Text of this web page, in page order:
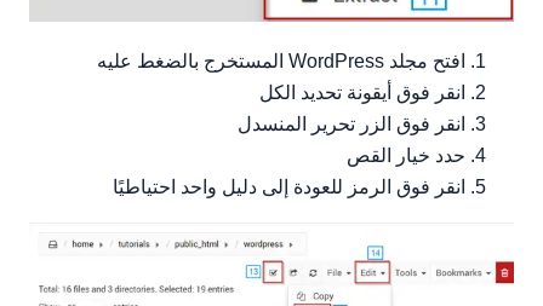
افتح مجلد WordPress المستخرج بالضغط عليه
انقر فوق أيقونة تحديد الكل
انقر فوق الزر تحرير المنسدل
حدد خيار القص
انقر فوق الرمز للعودة إلى دليل واحد احتياطيًا